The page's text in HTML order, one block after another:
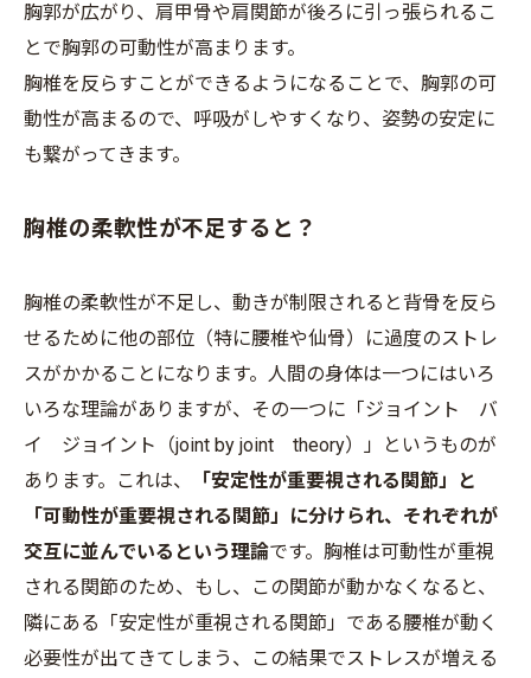
胸郭が広がり、肩甲骨や肩関節が後ろに引っ張られるこ
とで胸郭の可動性が高まります。
胸椎を反らすことができるようになることで、胸郭の可
動性が高まるので、呼吸がしやすくなり、姿勢の安定に
も繋がってきます。
胸椎の柔軟性が不足すると？
胸椎の柔軟性が不足し、動きが制限されると背骨を反ら
せるために他の部位（特に腰椎や仙骨）に過度のストレ
スがかかることになります。人間の身体は一つにはいろ
いろな理論がありますが、その一つに「ジョイント バ
イ ジョイント（joint by joint theory）」というものが
あります。これは、
「安定性が重要視される関節」と
「可動性が重要視される関節」に分けられ、それぞれが
交互に並んでいるという理論です。胸椎は可動性が重視
される関節のため、もし、この関節が動かなくなると、
隣にある「安定性が重視される関節」である腰椎が動く
必要性が出てきてしまう、この結果でストレスが増える